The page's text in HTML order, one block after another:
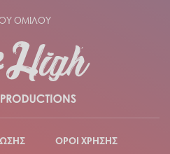
ΟΜΙΛΟΥ
ΟΡΟΙ ΧΡΗΣΗΣ